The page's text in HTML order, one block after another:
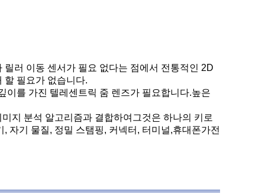
러 이동 센서가 필요 없다는 점에서 전통적인 2D
할 필요가 없습니다.
이를 가진 텔레센트릭 줌 렌즈가 필요합니다.높은
지 분석 알고리즘과 결합하여그것은 하나의 키로
자기 물질, 정밀 스탬핑, 커넥터, 터미널,휴대폰가전